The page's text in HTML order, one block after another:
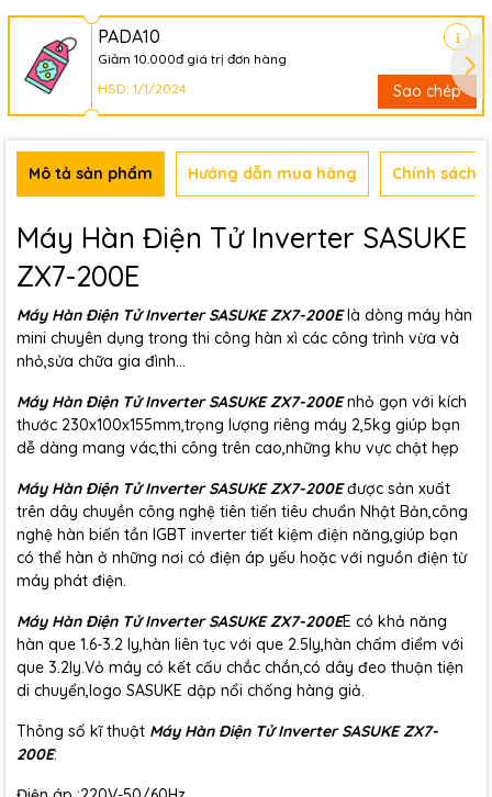
PADA10
Giảm 10.000đ giá trị đơn hàng
HSD: 1/1/2024
Sao chép
Mô tả sản phẩm Hướng dẫn mua hàng Chính sách
Máy Hàn Điện Tử Inverter SASUKE
ZX7-200E
Máy Hàn Điện Tử Inverter SASUKE ZX7-200Elà dòng máy hàn
mini chuyên dụng trong thi công hàn xì các công trình vừa và
nhỏ,sửa chữa gia đình...
Máy Hàn Điện Tử Inverter SASUKE ZX7-200Enhỏ gọn với kích
thước 230x100x155mm,trọng lượng riêng máy 2,5kg giúp bạn
dễ dàng mang vác,thi công trên cao,những khu vực chật hẹp
Máy Hàn Điện Tử Inverter SASUKE ZX7-200Eđược sản xuất
trên dây chuyền công nghệ tiên tiến tiêu chuẩn Nhật Bản,công
nghệ hàn biến tần IGBT inverter tiết kiệm điện năng,giúp bạn
có thể hàn ở những nơi có điện áp yếu hoặc với nguồn điện từ
máy phát điện.
Máy Hàn Điện Tử Inverter SASUKE ZX7-200EE có khả năng
hàn que 1.6-3.2 ly,hàn liên tục với que 2.5ly,hàn chấm điểm với
que 3.2ly.Vỏ máy có kết cấu chắc chắn,có dây đeo thuận tiện
di chuyển,logo SASUKE dập nổi chống hàng giả.
Thông số kĩ thuật Máy Hàn Điện Tử Inverter SASUKE ZX7-
200E: